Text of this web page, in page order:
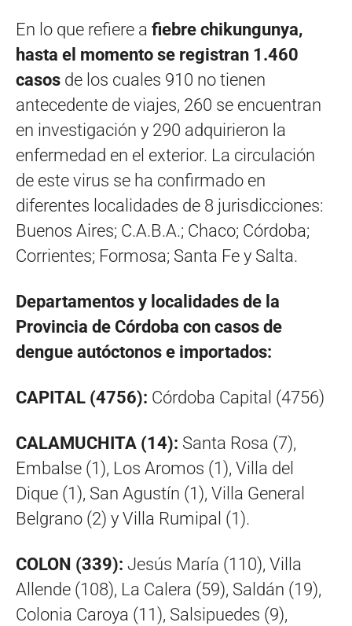
En lo que refiere a fiebre chikungunya,
hasta el momento se registran 1.460
casos de los cuales 910 no tienen
antecedente de viajes, 260 se encuentran
en investigación y 290 adquirieron la
enfermedad en el exterior. La circulación
de este virus se ha confirmado en
diferentes localidades de 8 jurisdicciones:
Buenos Aires; C.A.B.A.; Chaco; Córdoba;
Corrientes; Formosa; Santa Fe y Salta.
Departamentos y localidades de la
Provincia de Córdoba con casos de
dengue autóctonos e importados:
CAPITAL (4756): Córdoba Capital (4756)
CALAMUCHITA (14): Santa Rosa (7),
Embalse (1), Los Aromos (1), Villa del
Dique (1), San Agustín (1), Villa General
Belgrano (2) y Villa Rumipal (1).
COLON (339): Jesús María (110), Villa
Allende (108), La Calera (59), Saldán (19),
Colonia Caroya (11), Salsipuedes (9),